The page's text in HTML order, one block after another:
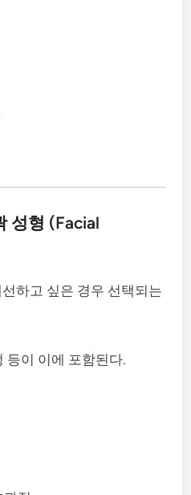
성형 (Facial
하고 싶은 경우 선택되는
등이 이에 포함된다.